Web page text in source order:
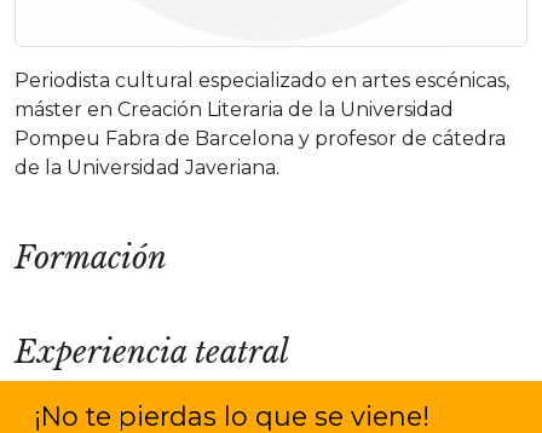
Periodista cultural especializado en artes escénicas,
máster en Creación Literaria de la Universidad
Pompeu Fabra de Barcelona y profesor de cátedra
de la Universidad Javeriana.
Formación
Experiencia teatral
¡No te pierdas lo que se viene!